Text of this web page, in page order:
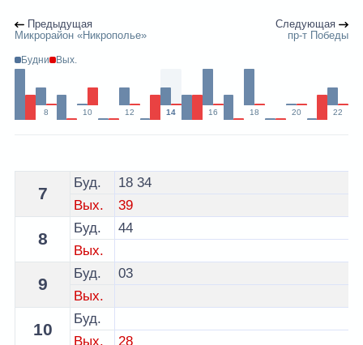
Предыдущая
Микрорайон «Никрополье»
Следующая
пр-т Победы
Будни Вых.
8 10 12 14 16 18 20 22
Расписание 16 троллейбуса Витебск - остановка
7
Буд. 18 34
Вых.
39
8
Буд.
44
Вых.
9
Буд.
03
Вых.
10
Буд.
Вых.
28